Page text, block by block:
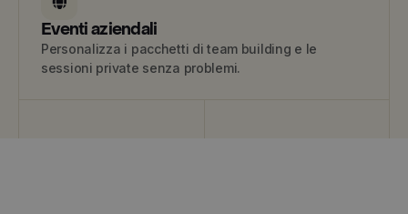
Eventi aziendali
Personalizza i pacchetti di team building e le
sessioni private senza problemi.